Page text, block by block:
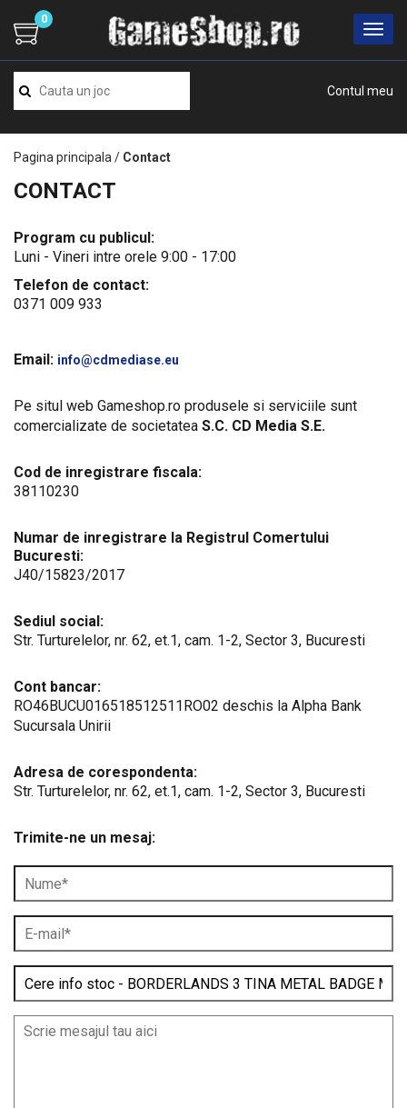
Contul meu
0
Pagina principala / Contact
CONTACT
Program cu publicul:
Luni - Vineri intre orele 9:00 - 17:00
Telefon de contact:
0371 009 933
Email: info@cdmediase.eu
Pe situl web Gameshop.ro produsele si serviciile sunt
comercializate de societatea S.C. CD Media S.E.
Cod de inregistrare fiscala:
38110230
Numar de inregistrare la Registrul Comertului
Bucuresti:
J40/15823/2017
Sediul social:
Str. Turturelelor, nr. 62, et.1, cam. 1-2, Sector 3, Bucuresti
Cont bancar:
RO46BUCU016518512511RO02 deschis la Alpha Bank
Sucursala Unirii
Adresa de corespondenta:
Str. Turturelelor, nr. 62, et.1, cam. 1-2, Sector 3, Bucuresti
Trimite-ne un mesaj: